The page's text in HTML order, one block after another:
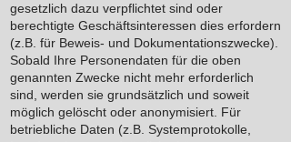
gesetzlich dazu verpflichtet sind oder
berechtigte Geschäftsinteressen dies erfordern
(z.B. für Beweis- und Dokumentationszwecke).
Sobald Ihre Personendaten für die oben
genannten Zwecke nicht mehr erforderlich
sind, werden sie grundsätzlich und soweit
möglich gelöscht oder anonymisiert. Für
betriebliche Daten (z.B. Systemprotokolle,